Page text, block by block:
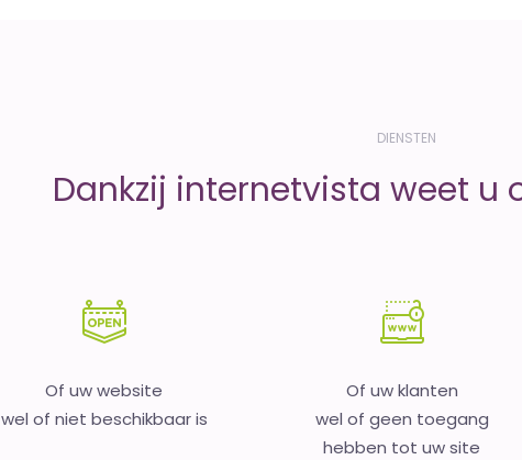
DIENSTEN
Dankzij internetvista weet u
Of uw website
wel of niet beschikbaar is
Of uw klanten
wel of geen toegang
hebben tot uw site